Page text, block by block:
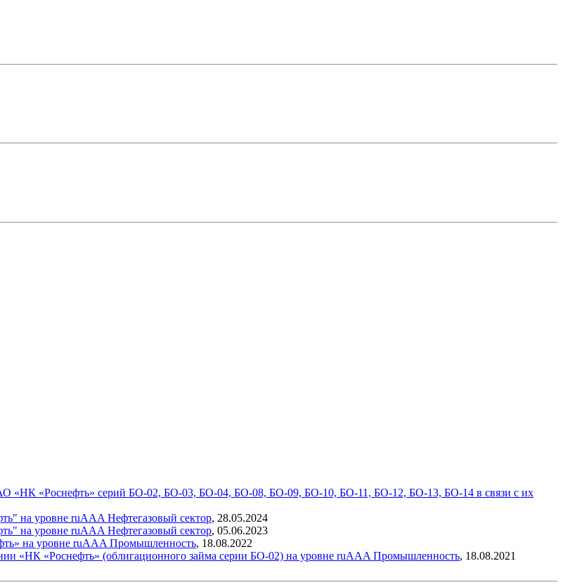
«НК «Роснефть» серий БО-02, БО-03, БО-04, БО-08, БО-09, БО-10, БО-11, БО-12, БО-13, БО-14 в связи с их
на уровне ruAAA Нефтегазовый сектор, 28.05.2024
на уровне ruAAA Нефтегазовый сектор, 05.06.2023
на уровне ruAAA Промышленность, 18.08.2022
«НК «Роснефть» (облигационного займа серии БО-02) на уровне ruAAA Промышленность, 18.08.2021